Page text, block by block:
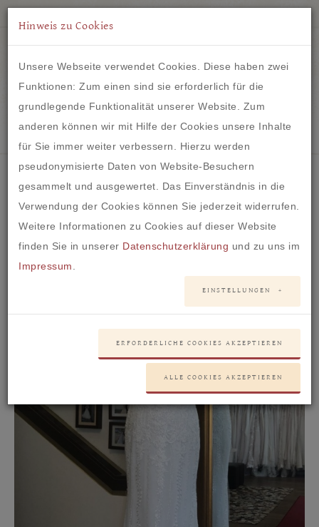
IM HERZEN VON FRANKFURT
Brautkleid #30 - Fit and Flare
Hinweis zu Cookies
Unsere Webseite verwendet Cookies. Diese haben zwei
Funktionen: Zum einen sind sie erforderlich für die
grundlegende Funktionalität unserer Website. Zum
anderen können wir mit Hilfe der Cookies unsere Inhalte
für Sie immer weiter verbessern. Hierzu werden
pseudonymisierte Daten von Website-Besuchern
gesammelt und ausgewertet. Das Einverständnis in die
Verwendung der Cookies können Sie jederzeit widerrufen.
Weitere Informationen zu Cookies auf dieser Website
finden Sie in unserer Datenschutzerklärung und zu uns im
Impressum
EINSTELLUNGEN
ERFORDERLICHE COOKIES AKZEPTIEREN
ALLE COOKIES AKZEPTIEREN